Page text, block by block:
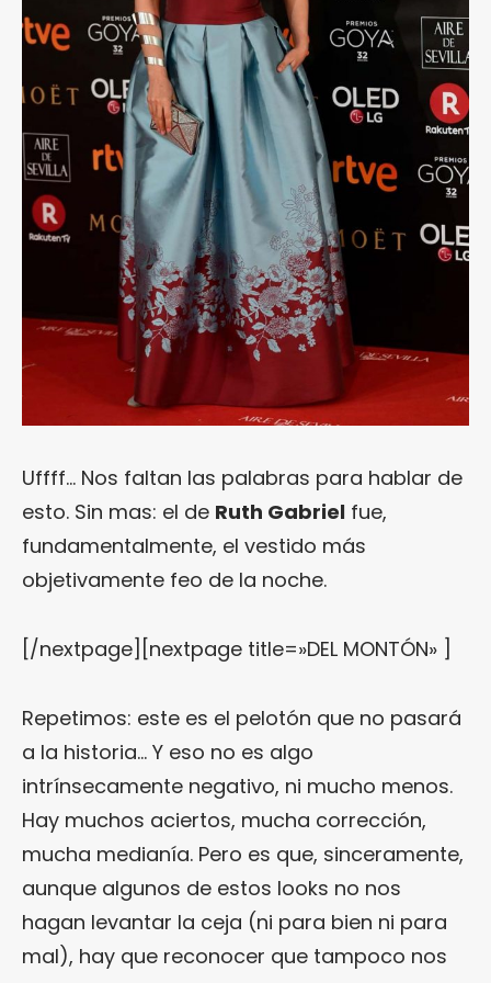
Uffff… Nos faltan las palabras para hablar de
esto. Sin mas: el de Ruth Gabriel fue,
fundamentalmente, el vestido más
objetivamente feo de la noche.
[/nextpage][nextpage title=»DEL MONTÓN» ]
Repetimos: este es el pelotón que no pasará
a la historia… Y eso no es algo
intrínsecamente negativo, ni mucho menos.
Hay muchos aciertos, mucha corrección,
mucha medianía. Pero es que, sinceramente,
aunque algunos de estos looks no nos
hagan levantar la ceja (ni para bien ni para
mal), hay que reconocer que tampoco nos